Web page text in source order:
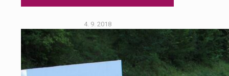
4. 9. 2018